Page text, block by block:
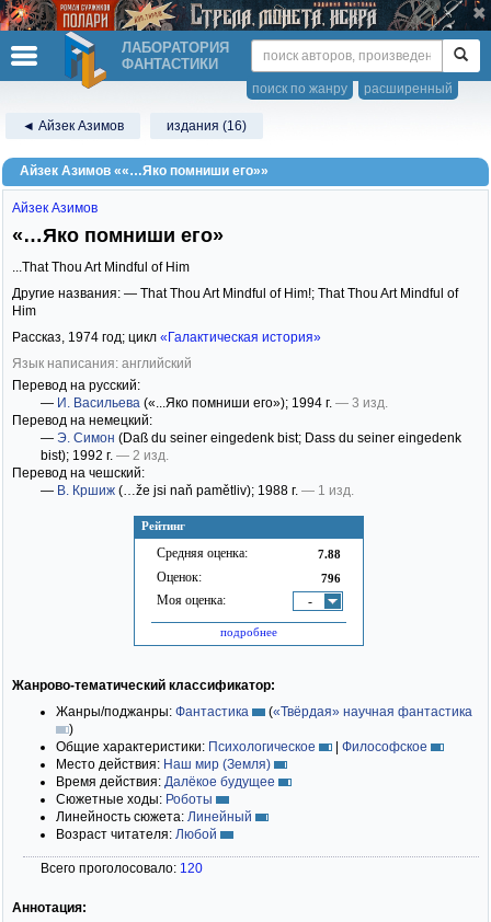
ЛАБОРАТОРИЯ
ФАНТАСТИКИ
расширенный
поиск по жанру
◄ Айзек Азимов издания (16)
Айзек Азимов ««…Яко помниши его»»
Рейтинг
Средняя оценка: 7.88
Оценок: 796
Моя оценка: -
подробнее
Айзек Азимов
«…Яко помниши его»
...That Thou Art Mindful of Him
Другие названия: — That Thou Art Mindful of Him!; That Thou Art Mindful of
Him
Рассказ, 1974 год; цикл «Галактическая история»
Язык написания: английский
Перевод на русский:
— И. Васильева («...Яко помниши его»); 1994 г. — 3 изд.
Перевод на немецкий:
— Э. Симон (Daß du seiner eingedenk bist; Dass du seiner eingedenk
bist); 1992 г. — 2 изд.
Перевод на чешский:
— В. Кршиж (…že jsi naň pamětliv); 1988 г. — 1 изд.
Жанрово-тематический классификатор:
Жанры/поджанры: Фантастика («Твёрдая» научная фантастика
)
Общие характеристики: Психологическое | Философское
Место действия: Наш мир (Земля)
Время действия: Далёкое будущее
Сюжетные ходы: Роботы
Линейность сюжета: Линейный
Возраст читателя: Любой
Всего проголосовало: 120
Аннотация: